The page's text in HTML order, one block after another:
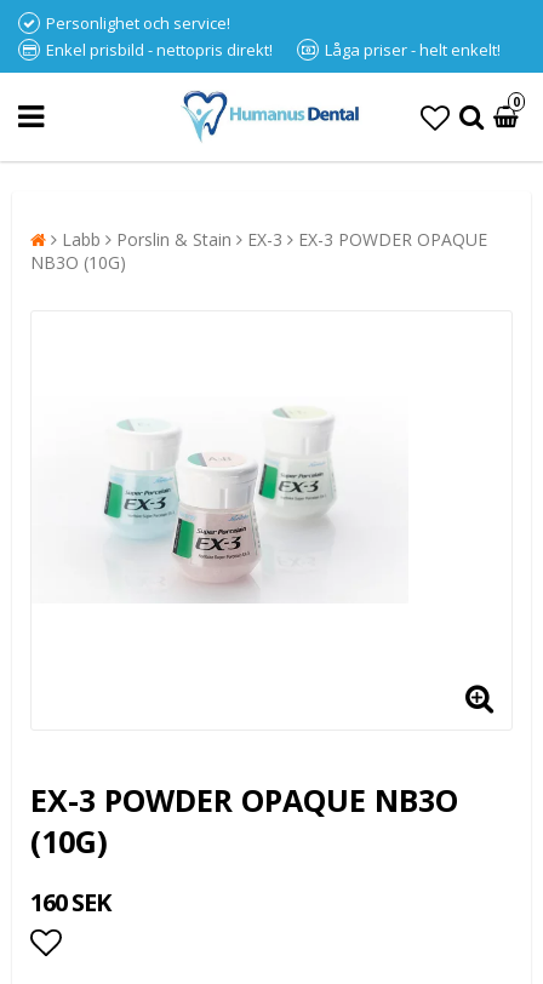
Personlighet och service!
Enkel prisbild - nettopris direkt!
Låga priser - helt enkelt!
0
Labb Porslin & Stain EX-3
EX-3 POWDER OPAQUE
NB3O (10G)
EX-3 POWDER OPAQUE NB3O
(10G)
160 SEK